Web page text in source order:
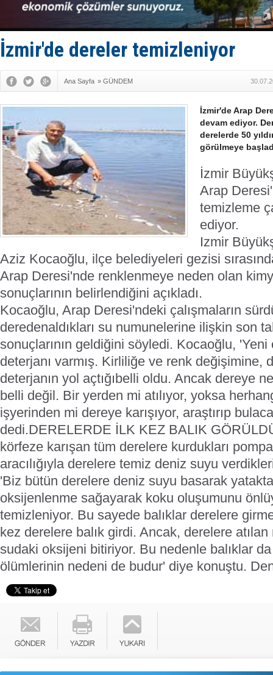
Makine
Dron
'REGAL 1'
Yakıt
İzmir'de dereler temizleniyor
Ana Sayfa » GÜNDEM
İzmir'de Arap
devam ediyor.
derelerde 50
görülmeye
İzmir
Arap
temizleme
ediyor.
Izmir
Aziz Kocaoğlu, ilçe belediyeleri gezisi
Arap Deresi'nde renklenmeye neden olan
sonuçlarının belirlendiğini açıkladı.
Kocaoğlu, Arap Deresi'ndeki çalışmaların
deredenaldıkları su numunelerine ilişkin son
sonuçlarının geldiğini söyledi. Kocaoğlu, 'Yeni
deterjanı varmış. Kirliliğe ve renk değişimine,
deterjanın yol açtığıbelli oldu. Ancak dereye
belli değil. Bir yerden mi atılıyor, yoksa
işyerinden mi dereye karışıyor, araştırıp
dedi.DERELERDE İLK KEZ BALIK
körfeze karışan tüm derelere kurdukları
aracılığıyla derelere temiz deniz suyu
'Biz bütün derelere deniz suyu basarak
oksijenlenme sağayarak koku oluşumunu
temizleniyor. Bu sayede balıklar derelere
kez derelere balık girdi. Ancak, derelere
sudaki oksijeni bitiriyor. Bu nedenle balıklar
ölümlerinin nedeni de budur' diye konuştu.